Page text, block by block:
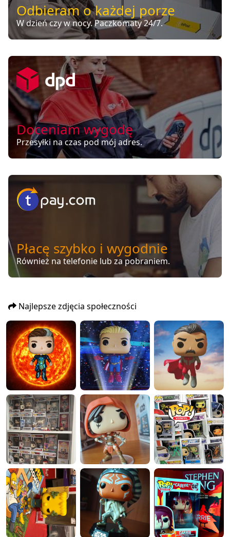
Odbieram o każdej porze
W dzień czy w nocy. Paczkomaty 24/7.
Doceniam wygodę
Przesyłki na czas pod mój adres.
Płacę szybko i wygodnie
Również na telefonie lub za pobraniem.
Najlepsze zdjęcia społeczności